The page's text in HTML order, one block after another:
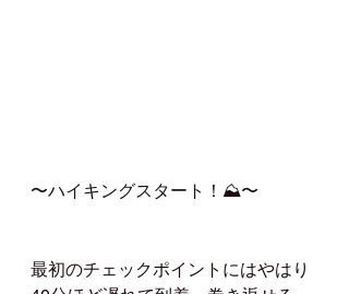
〜ハイキングスタート！⛰️〜
最初のチェックポイントにはやはり